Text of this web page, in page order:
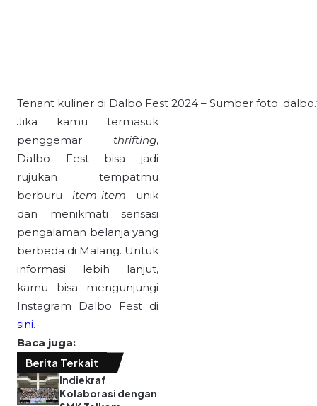
2026 Siap Digelar,
Hadirkan Lari 5K di
Tengah Kota
23 Juli 2026
Spesial Hari
Kelahiran! Cek
Daftar Tempat
Makan dan Minum
yang Sediakan
Birthday Treats
Gratis
Sapa Pencinta
Seni, Mini Art
Malang ke-7 Hadir
Lagi Lewat Tema
yang Eksploratif!